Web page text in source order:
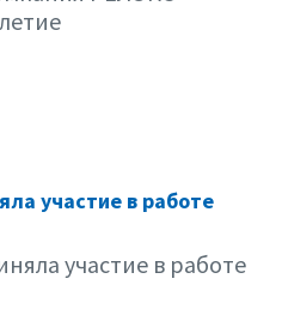
участие в работе
участие в работе